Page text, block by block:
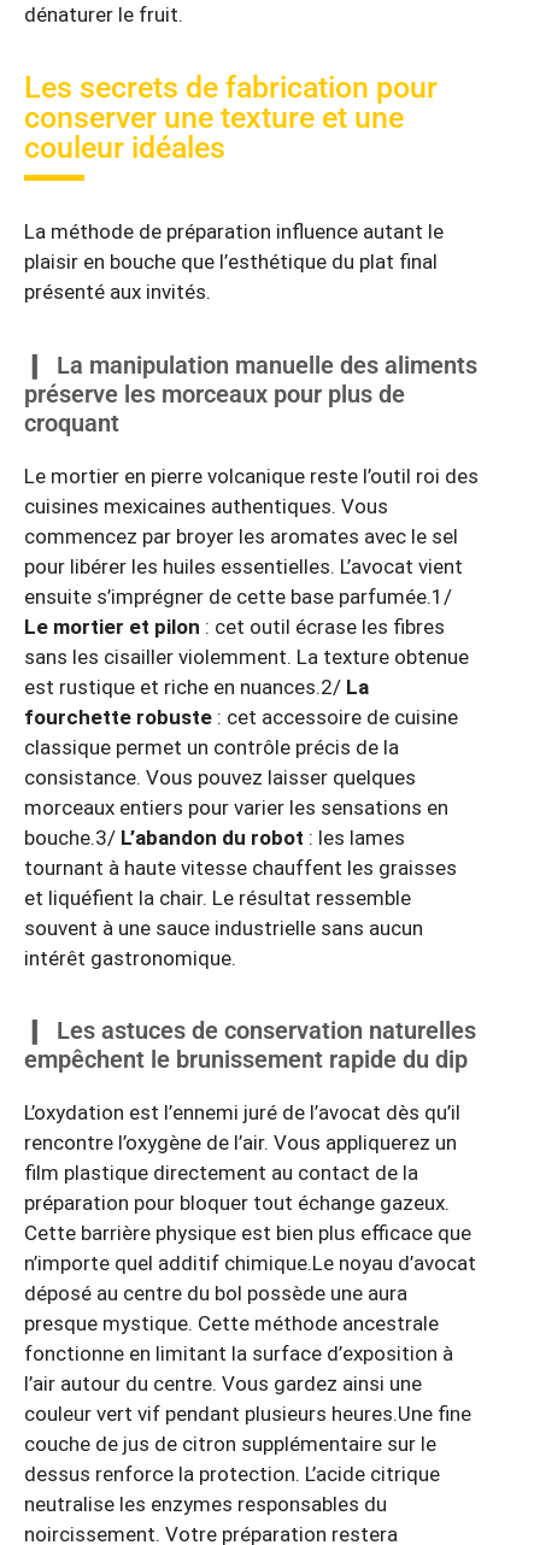
dénaturer le fruit.
Les secrets de fabrication pour
conserver une texture et une
couleur idéales
La méthode de préparation influence autant le
plaisir en bouche que l’esthétique du plat final
présenté aux invités.
La manipulation manuelle des aliments
préserve les morceaux pour plus de
croquant
Le mortier en pierre volcanique reste l’outil roi des
cuisines mexicaines authentiques. Vous
commencez par broyer les aromates avec le sel
pour libérer les huiles essentielles. L’avocat vient
ensuite s’imprégner de cette base parfumée.1/
Le mortier et pilon : cet outil écrase les fibres
sans les cisailler violemment. La texture obtenue
est rustique et riche en nuances.2/ La
fourchette robuste : cet accessoire de cuisine
classique permet un contrôle précis de la
consistance. Vous pouvez laisser quelques
morceaux entiers pour varier les sensations en
bouche.3/ L’abandon du robot : les lames
tournant à haute vitesse chauffent les graisses
et liquéfient la chair. Le résultat ressemble
souvent à une sauce industrielle sans aucun
intérêt gastronomique.
Les astuces de conservation naturelles
empêchent le brunissement rapide du dip
L’oxydation est l’ennemi juré de l’avocat dès qu’il
rencontre l’oxygène de l’air. Vous appliquerez un
film plastique directement au contact de la
préparation pour bloquer tout échange gazeux.
Cette barrière physique est bien plus efficace que
n’importe quel additif chimique.Le noyau d’avocat
déposé au centre du bol possède une aura
presque mystique. Cette méthode ancestrale
fonctionne en limitant la surface d’exposition à
l’air autour du centre. Vous gardez ainsi une
couleur vert vif pendant plusieurs heures.Une fine
couche de jus de citron supplémentaire sur le
dessus renforce la protection. L’acide citrique
neutralise les enzymes responsables du
noircissement. Votre préparation restera